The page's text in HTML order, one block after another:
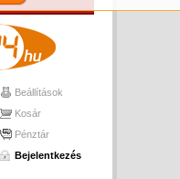
Beállítások
Kosár
Pénztár
Bejelentkezés